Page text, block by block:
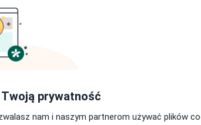
Onkologicznej Szpitala
absolwent Akademii
Twoją prywatność
nam i naszym partnerom używać plików